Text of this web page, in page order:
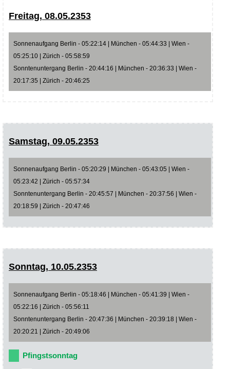
Freitag, 08.05.2353
Sonnenaufgang Berlin - 05:22:14 | München - 05:44:33 | Wien -
05:25:10 | Zürich - 05:58:59
Sonntenuntergang Berlin - 20:44:16 | München - 20:36:33 | Wien -
20:17:35 | Zürich - 20:46:25
Samstag, 09.05.2353
Sonnenaufgang Berlin - 05:20:29 | München - 05:43:05 | Wien -
05:23:42 | Zürich - 05:57:34
Sonntenuntergang Berlin - 20:45:57 | München - 20:37:56 | Wien -
20:18:59 | Zürich - 20:47:46
Sonntag, 10.05.2353
Sonnenaufgang Berlin - 05:18:46 | München - 05:41:39 | Wien -
05:22:16 | Zürich - 05:56:11
Sonntenuntergang Berlin - 20:47:36 | München - 20:39:18 | Wien -
20:20:21 | Zürich - 20:49:06
Pfingstsonntag